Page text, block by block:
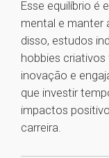
Esse equilíbrio é
mental e manter
disso, estudos
hobbies
inovação e
que investir
impactos
carreira.